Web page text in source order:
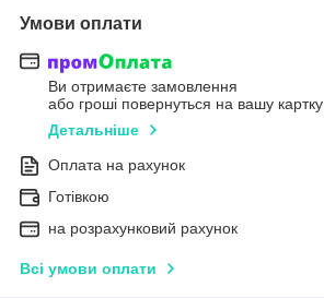
Умови оплати
Ви отримаєте замовлення
або гроші повернуться на вашу картку
Детальніше
Оплата на рахунок
Готівкою
на розрахунковий рахунок
Всі умови оплати